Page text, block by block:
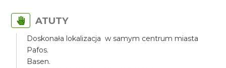
ATUTY
Doskonała lokalizacja w samym centrum miasta
Pafos.
Basen.